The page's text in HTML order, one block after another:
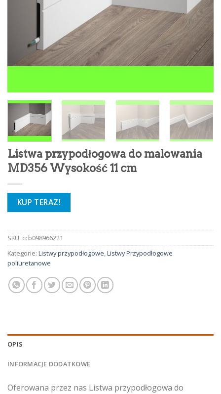
Listwa przypodłogowa do malowania
MD356 Wysokość 11 cm
KUP TERAZ!
SKU: ccb098966221
Kategorie: Listwy przypodłogowe,Listwy Przypodłogowe
poliuretanowe
OPIS
INFORMACJE DODATKOWE
Oferowana przez nas Listwa przypodłogowa do